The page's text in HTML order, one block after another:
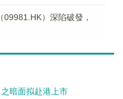
09981.HK）深陷破發，
之暗面拟赴港上市